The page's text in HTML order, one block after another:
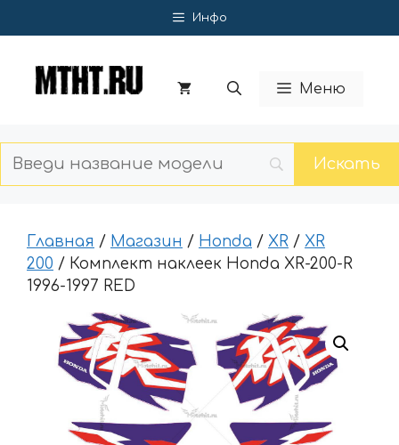
к
Инфо
Меню
Главная / Магазин / Honda / XR / XR
200 / Комплект наклеек Honda XR-200-R
1996-1997 RED